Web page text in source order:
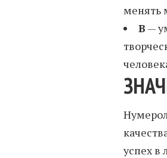
менять
В —
успех в